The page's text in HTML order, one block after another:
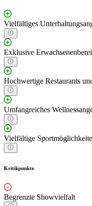
Vielfältiges
Exklusive
Hochwertige Restaurants
Umfangreiches
Vielfältige
Kritikpunkte
Begrenzte Showvielfalt